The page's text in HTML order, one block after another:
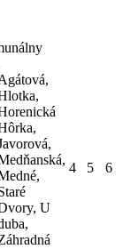
U
4 5 6